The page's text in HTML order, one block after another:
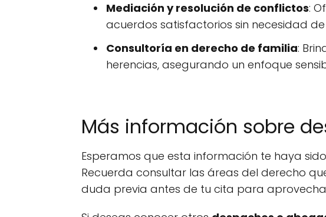
Mediación y resolución de conflictos:
acuerdos satisfactorios sin necesidad
Consultoría en derecho de familia:
herencias, asegurando un enfoque
Más información sobre
Esperamos que esta información te haya
Recuerda consultar las áreas del derecho
duda previa antes de tu cita para